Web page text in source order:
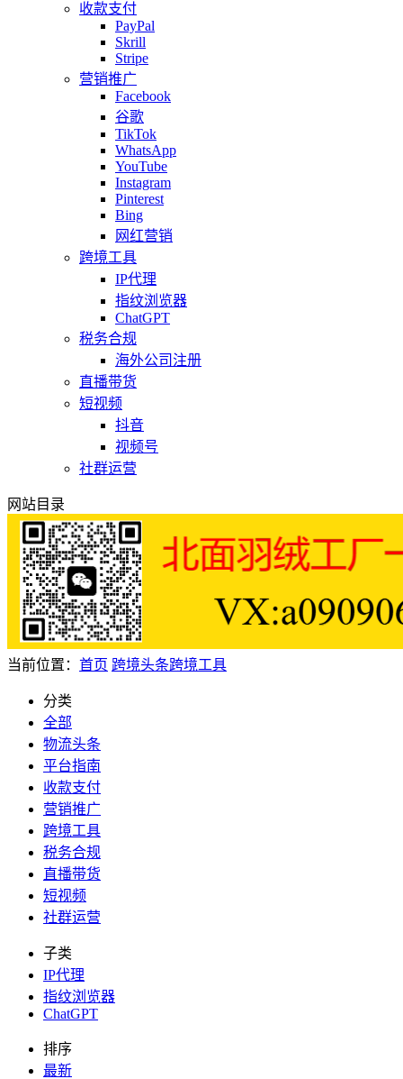
收款支付
PayPal
Skrill
Stripe
营销推广
Facebook
谷歌
TikTok
WhatsApp
YouTube
Instagram
Pinterest
Bing
网红营销
跨境工具
IP代理
指纹浏览器
ChatGPT
税务合规
海外公司注册
直播带货
短视频
抖音
视频号
社群运营
网站目录
当前位置： 首页 跨境头条跨境工具
分类
全部
物流头条
平台指南
收款支付
营销推广
跨境工具
税务合规
直播带货
短视频
社群运营
子类
IP代理
指纹浏览器
ChatGPT
排序
最新